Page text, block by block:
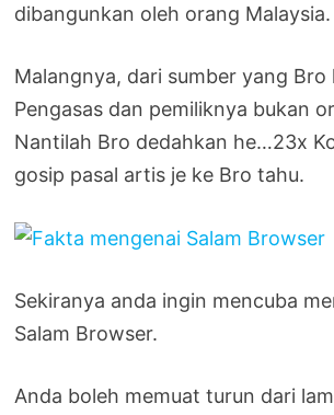
dibangunkan oleh orang Malaysia.
Malangnya, dari sumber yang Bro
Pengasas dan pemiliknya bukan
Nantilah Bro dedahkan he…23x
gosip pasal artis je ke Bro tahu.
Sekiranya anda ingin mencuba
Salam Browser.
Anda boleh memuat turun dari